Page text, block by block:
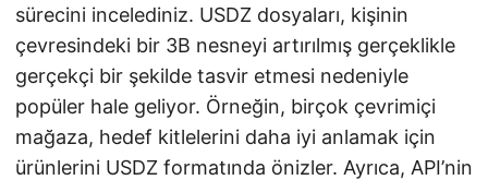
sürecini incelediniz. USDZ dosyaları, kişinin
çevresindeki bir 3B nesneyi artırılmış gerçeklikle
gerçekçi bir şekilde tasvir etmesi nedeniyle
popüler hale geliyor. Örneğin, birçok çevrimiçi
mağaza, hedef kitlelerini daha iyi anlamak için
ürünlerini USDZ formatında önizler. Ayrıca, API’nin